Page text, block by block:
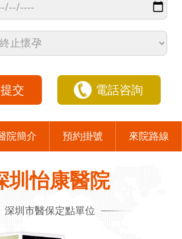
交 電話咨詢
院簡介 預約掛號 來院路線
圳怡康醫院
深圳市醫保定點單位